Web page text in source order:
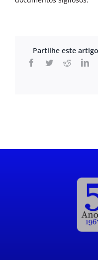
Partilhe este
Facebook
TwitterReddit